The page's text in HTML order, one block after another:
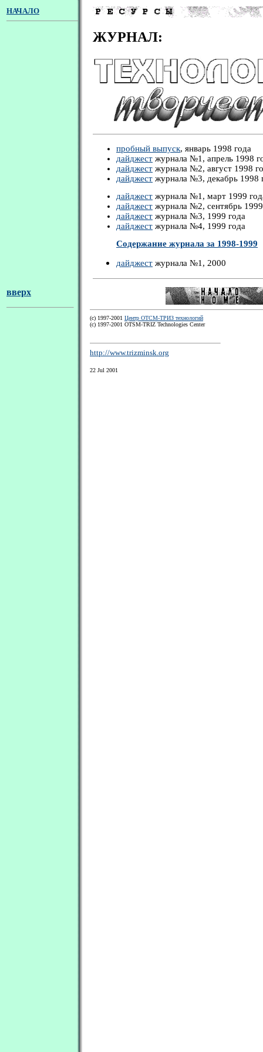
НАЧАЛО
ЖУРНАЛ:
пробный выпуск, январь 1998 года
дайджест журнала №1, апрель 1998
дайджест журнала №2, август 1998
дайджест журнала №3, декабрь 1998
дайджест журнала №1, март 1999
дайджест журнала №2, сентябрь
дайджест журнала №3, 1999 года
дайджест журнала №4, 1999 года
Содержание журнала за 1998-1999
дайджест журнала №1, 2000
вверх
(с) 1997-2001 Центр ОТСМ-ТРИЗ технологий
(с) 1997-2001 OTSM-TRIZ Technologies Center
http://www.trizminsk.org
22 Jul 2001